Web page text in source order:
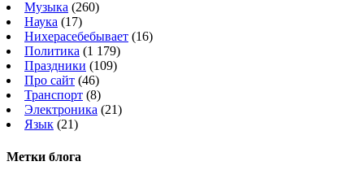
Музыка (260)
Наука (17)
Нихерасебебывает (16)
Политика (1 179)
Праздники (109)
Про сайт (46)
Транспорт (8)
Электроника (21)
Язык (21)
Метки блога